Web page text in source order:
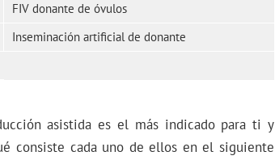
FIV donante de óvulos
Inseminación artificial de donante
asistida es el más indicado para ti y
consiste cada uno de ellos en el siguiente